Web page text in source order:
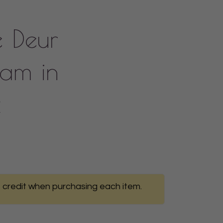
Deur
in
when purchasing each item.